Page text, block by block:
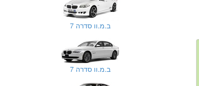
ב.מ.וו סדרה 7
ב.מ.וו סדרה 7